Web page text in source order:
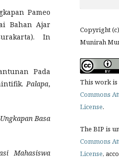
Pameo
Bahan Ajar
In
Pada
Palapa,
Basa
Mahasiswa
Copyright
Munirah
This work is
Commons
License.
The BIP is
Commons
License,